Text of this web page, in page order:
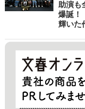
助演も
爆誕！
輝いた